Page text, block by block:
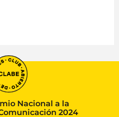
Nacional a la
2024